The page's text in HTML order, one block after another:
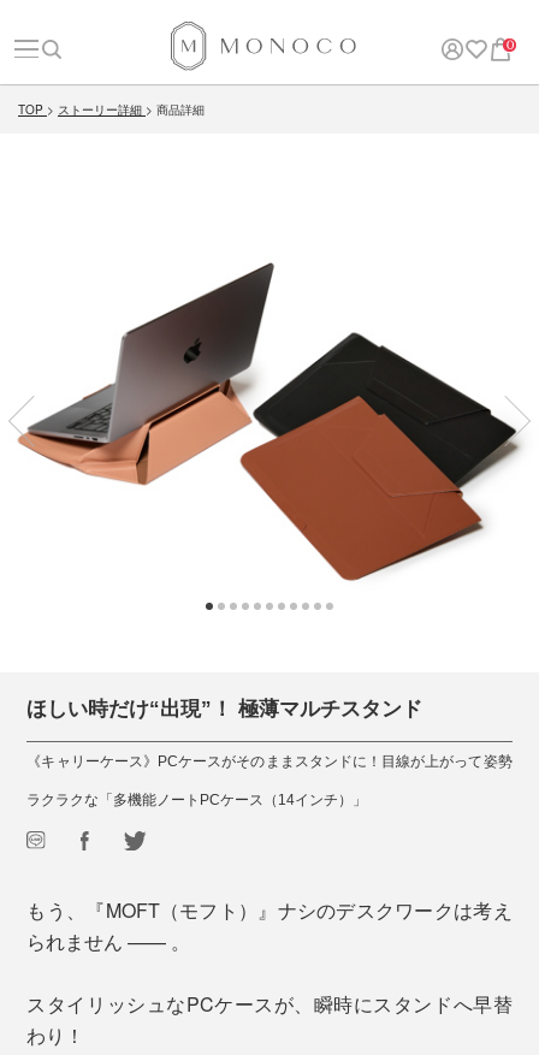
0
TOP ストーリー詳細 商品詳細
ほしい時だけ“出現”！ 極薄マルチスタンド
《キャリーケース》PCケースがそのままスタンドに！目線が上がって姿勢
ラクラクな「多機能ノートPCケース（14インチ）」
もう、『MOFT（モフト）』ナシのデスクワークは考え
られません —— 。
スタイリッシュなPCケースが、瞬時にスタンドへ早替
わり！